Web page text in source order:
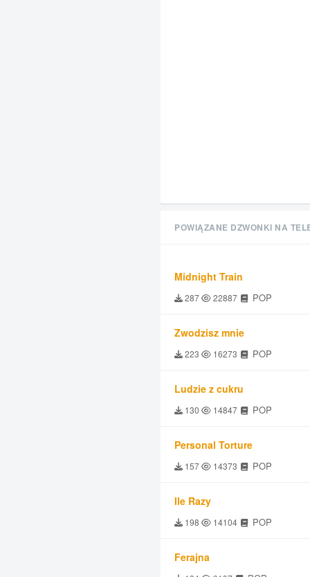
POWIĄZANE DZWONKI NA
Midnight Train
287 22887 POP
Zwodzisz mnie
223 16273 POP
Ludzie z cukru
130 14847 POP
Personal Torture
157 14373 POP
Ile Razy
198 14104 POP
Ferajna